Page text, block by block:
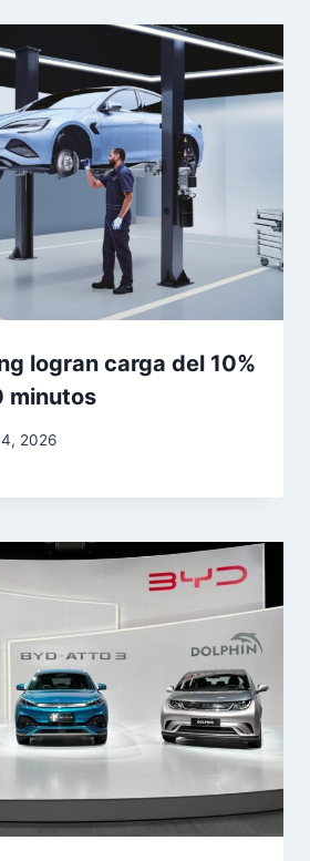
logran carga del 10%
minutos
2026